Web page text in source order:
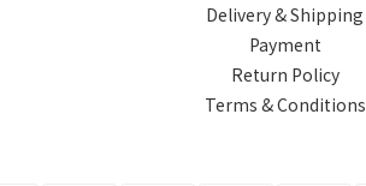
Delivery & Shipping
Payment
Return Policy
Terms & Conditions